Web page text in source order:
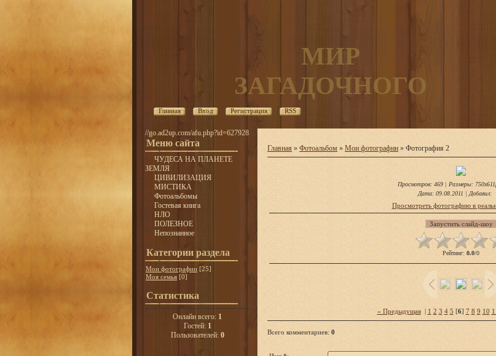
МИР
ЗАГАДОЧНОГО
Главная Вход Регистрация RSS
//go.ad2up.com/afu.php?id=627928
Меню сайта
ЧУДЕСА НА ПЛАНЕТЕ
ЗЕМЛЯ
ЦИВИЛИЗАЦИЯ
МИСТИКА
Фотоальбомы
Гостевая книга
НЛО
ПОЛЕЗНОЕ
Непознанное
Категории раздела
Мои фотографии [25]
Моя семья [0]
Статистика
Онлайн всего: 1
Гостей: 1
Пользователей: 0
Главная » Фотоальбом » Мои фотографии » Фотография 2
Просмотров: 469 | Размеры:
Дата: 09.08.2011 | Добавил:
Просмотреть фотографию в
Рейтинг: 0.0/0
« Предыдущая| 1 2 3 4 5 [6] 7 8 9 10
Всего комментариев: 0